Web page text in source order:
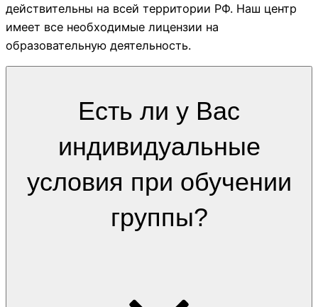
действительны на всей территории РФ. Наш центр
имеет все необходимые лицензии на
образовательную деятельность.
Есть ли у Вас
индивидуальные
условия при обучении
группы?